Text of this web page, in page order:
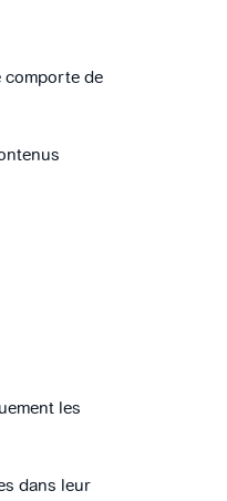
comporte de
les
dans leur